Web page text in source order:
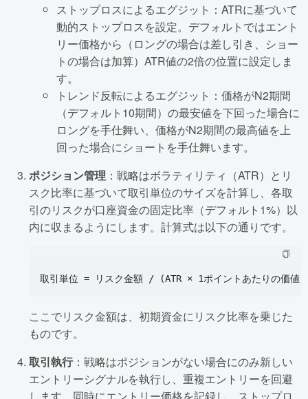
ストップロスによるエグジット：ATRに基づいて
動的ストップロスを設定。デフォルトではエント
リー価格から（ロングの場合は差し引き、ショー
トの場合は加算）ATR値の2倍の位置に設定しま
す。
トレンド反転によるエグジット：価格がN2期間
（デフォルト10期間）の最安値を下回った場合に
ロングを手仕舞い、価格がN2期間の最高値を上
回った場合にショートを手仕舞います。
ポジション管理 ：戦略はボラティリティ（ATR）とリ
スク比率に基づいて取引単位のサイズを計算し、各取
引のリスクが口座資金の固定比率（デフォルト1%）以
内に収まるようにします。計算式は以下の通りです。
ここでリスク金額は、初期資金にリスク比率を乗じた
ものです。
取引執行：戦略はポジションがない場合にのみ新しい
エントリーシグナルを執行し、重複エントリーを回避
します。同時にエントリー価格を記録し、ストップロ